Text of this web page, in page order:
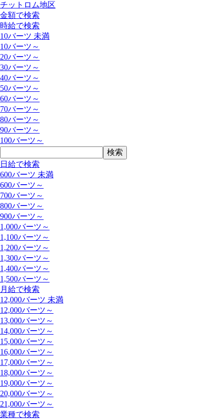
チットロム地区
金額で検索
時給で検索
10バーツ 未満
10バーツ～
20バーツ～
30バーツ～
40バーツ～
50バーツ～
60バーツ～
70バーツ～
80バーツ～
90バーツ～
100バーツ～
日給で検索
600バーツ 未満
600バーツ～
700バーツ～
800バーツ～
900バーツ～
1,000バーツ～
1,100バーツ～
1,200バーツ～
1,300バーツ～
1,400バーツ～
1,500バーツ～
月給で検索
12,000バーツ 未満
12,000バーツ～
13,000バーツ～
14,000バーツ～
15,000バーツ～
16,000バーツ～
17,000バーツ～
18,000バーツ～
19,000バーツ～
20,000バーツ～
21,000バーツ～
業種で検索